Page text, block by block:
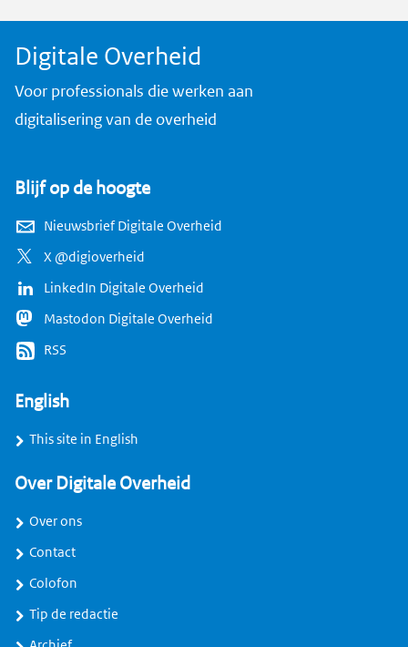
r
e
Digitale Overheid
Voor professionals die werken aan
digitalisering van de overheid
Blijf op de hoogte
Nieuwsbrief Digitale Overheid
X @digioverheid
LinkedIn Digitale Overheid
Mastodon Digitale Overheid
RSS
English
This site in English
Over Digitale Overheid
Over ons
Contact
Colofon
Tip de redactie